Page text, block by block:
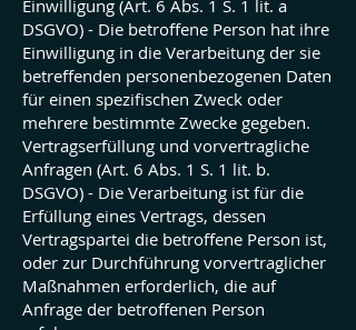
Einwilligung (Art. 6 Abs. 1 S. 1 lit. a
DSGVO) - Die betroffene Person hat ihre
Einwilligung in die Verarbeitung der sie
betreffenden personenbezogenen Daten
für einen spezifischen Zweck oder
mehrere bestimmte Zwecke gegeben.
Vertragserfüllung und vorvertragliche
Anfragen (Art. 6 Abs. 1 S. 1 lit. b.
DSGVO) - Die Verarbeitung ist für die
Erfüllung eines Vertrags, dessen
Vertragspartei die betroffene Person ist,
oder zur Durchführung vorvertraglicher
Maßnahmen erforderlich, die auf
Anfrage der betroffenen Person